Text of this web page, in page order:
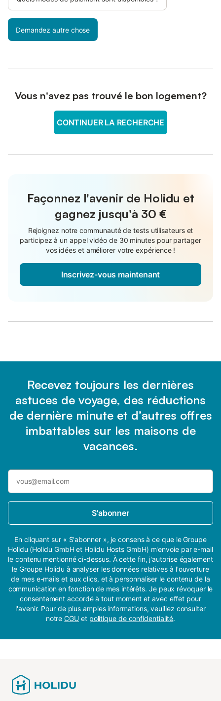
Demandez autre chose
Vous n'avez pas trouvé le bon logement?
CONTINUER LA RECHERCHE
Façonnez l'avenir de Holidu et
gagnez jusqu'à 30 €
Rejoignez notre communauté de tests utilisateurs et
participez à un appel vidéo de 30 minutes pour partager
vos idées et améliorer votre expérience !
Inscrivez-vous maintenant
Recevez toujours les dernières
astuces de voyage, des réductions
de dernière minute et d’autres offres
imbattables sur les maisons de
vacances.
S'abonner
En cliquant sur « S'abonner », je consens à ce que le Groupe
Holidu (Holidu GmbH et Holidu Hosts GmbH) m'envoie par e-mail
le contenu mentionné ci-dessus. À cette fin, j'autorise également
le Groupe Holidu à analyser les données relatives à l'ouverture
de mes e-mails et aux clics, et à personnaliser le contenu de la
communication en fonction de mes intérêts. Je peux révoquer le
consentement accordé à tout moment et avec effet pour
l'avenir. Pour de plus amples informations, veuillez consulter
notreCGU et politique de confidentialité.